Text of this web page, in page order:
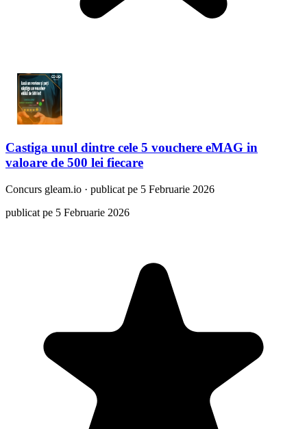
Castiga unul dintre cele 5 vouchere eMAG in
valoare de 500 lei fiecare
Concurs gleam.io · publicat pe 5 Februarie 2026
publicat pe 5 Februarie 2026